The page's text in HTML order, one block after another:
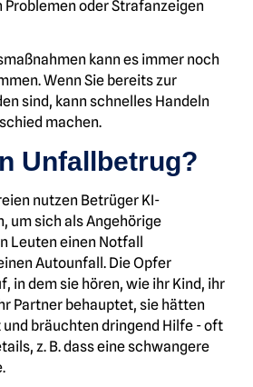
oder Strafanzeigen
kann es immer noch
Wenn Sie bereits zur
sind, kann schnelles Handeln
machen.
Unfallbetrug?
nutzen Betrüger KI-
um sich als Angehörige
Leuten einen Notfall
Autounfall. Die Opfer
in dem sie hören, wie ihr Kind, ihr
Partner behauptet, sie hätten
bräuchten dringend Hilfe - oft
z. B. dass eine schwangere